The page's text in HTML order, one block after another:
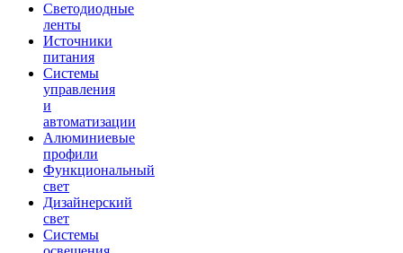
Светодиодные
ленты
Источники
питания
Системы
управления
и
автоматизации
Алюминиевые
профили
Функциональный
свет
Дизайнерский
свет
Системы